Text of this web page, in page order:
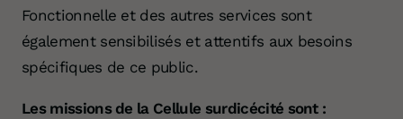
Fonctionnelle et des autres services sont
également sensibilisés et attentifs aux besoins
spécifiques de ce public.
Les missions de la Cellule surdicécité sont :